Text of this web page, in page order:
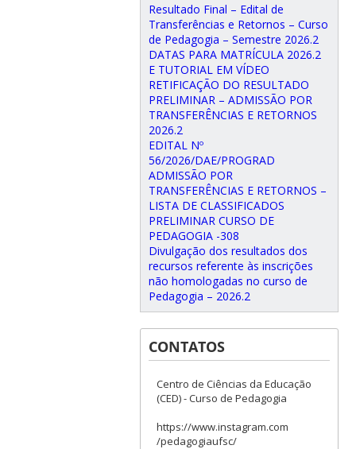
Resultado Final – Edital de
Transferências e Retornos – Curso
de Pedagogia – Semestre 2026.2
DATAS PARA MATRÍCULA 2026.2
E TUTORIAL EM VÍDEO
RETIFICAÇÃO DO RESULTADO
PRELIMINAR – ADMISSÃO POR
TRANSFERÊNCIAS E RETORNOS
2026.2
EDITAL Nº
56/2026/DAE/PROGRAD
ADMISSÃO POR
TRANSFERÊNCIAS E RETORNOS –
LISTA DE CLASSIFICADOS
PRELIMINAR CURSO DE
PEDAGOGIA -308
Divulgação dos resultados dos
recursos referente às inscrições
não homologadas no curso de
Pedagogia – 2026.2
CONTATOS
Centro de Ciências da Educação
(CED) - Curso de Pedagogia
https://www.instagram.com
/pedagogiaufsc/